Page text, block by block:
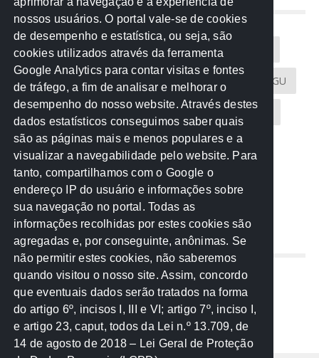
NUVEM DE TAGS
Acontece na Rede AGU AMM
Atricon Audicom CAU-MT CGU
CREA-MT Eventos MPC-MT MPE-MT
MPF Notícias PF PGE-MT PGR
Receita Federal Sem categoria
TCE-MT TCU TRE
REDE NOS ESTADOS
Mato Grosso do Sul
Paraná
Nacional
nossos usuários. O portal vale-se de cookies
de desempenho e estatística, ou seja, são
cookies utilizados através da ferramenta
Google Analytics para contar visitas e fontes
de tráfego, a fim de analisar e melhorar o
desempenho do nosso website. Através destes
dados estatísticos conseguimos saber quais
são as páginas mais e menos populares e a
visualizar a navegabilidade pelo website. Para
tanto, compartilhamos com o Google o
endereço IP do usuário e informações sobre
sua navegação no portal. Todas as
informações recolhidas por estes cookies são
agregadas e, por conseguinte, anônimas. Se
não permitir estes cookies, não saberemos
quando visitou o nosso site. Assim, concordo
que eventuais dados serão tratados na forma
do artigo 6º, incisos I, III e VI; artigo 7º, inciso I,
e artigo 23, caput, todos da Lei n.º 13.709, de
14 de agosto de 2018 – Lei Geral de Proteção